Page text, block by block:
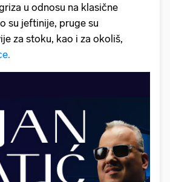
u odnosu na klasične
su jeftinije, pruge su
za stoku, kao i za okoliš,